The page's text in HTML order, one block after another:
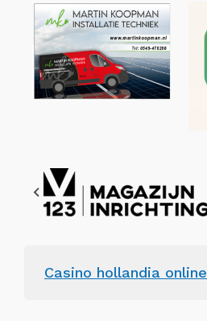
Casino hollandia online